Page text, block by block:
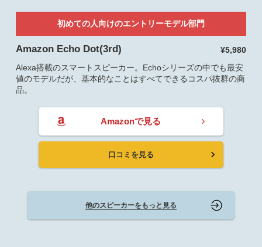
初めての人向けのエントリーモデル部門
Amazon Echo Dot(3rd)
¥5,980
Alexa搭載のスマートスピーカー。Echoシリーズの中でも最安
値のモデルだが、基本的なことはすべてできるコスパ抜群の商
品。
Amazonで見る
口コミを見る
他のスピーカーをもっと見る